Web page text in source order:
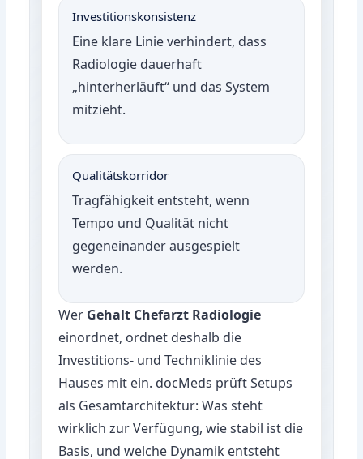
Investitionskonsistenz
Eine klare Linie verhindert, dass
Radiologie dauerhaft
„hinterherläuft“ und das System
mitzieht.
Qualitätskorridor
Tragfähigkeit entsteht, wenn
Tempo und Qualität nicht
gegeneinander ausgespielt
werden.
Wer Gehalt Chefarzt Radiologie
einordnet, ordnet deshalb die
Investitions- und Techniklinie des
Hauses mit ein. docMeds prüft Setups
als Gesamtarchitektur: Was steht
wirklich zur Verfügung, wie stabil ist die
Basis, und welche Dynamik entsteht